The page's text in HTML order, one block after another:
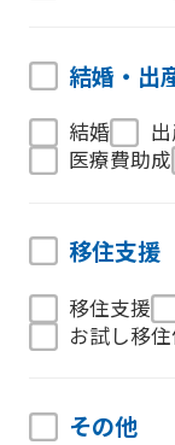
結婚・出
結婚
医療費助成
移住支援
移住支援
お試し移
その他